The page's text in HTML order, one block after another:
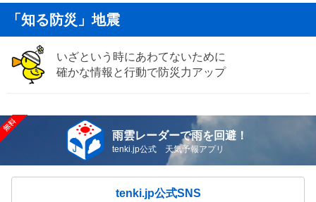
「知る防災」地震
いざという時にあわてないために
確かな情報と行動で防災力アップ
雨雲レーダーで雨を回避！
tenki.jp公式 天気予報アプリ
tenki.jp公式SNS